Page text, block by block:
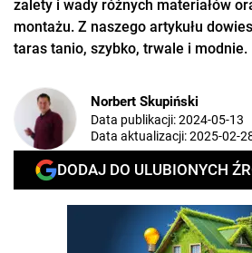
zalety i wady różnych materiałów
montażu. Z naszego artykułu
taras tanio, szybko, trwale i modnie.
Norbert Skupiński
Data publikacji:2024-05-13
Data aktualizacji:2025-02-
DODAJ DO ULUBIONYCH